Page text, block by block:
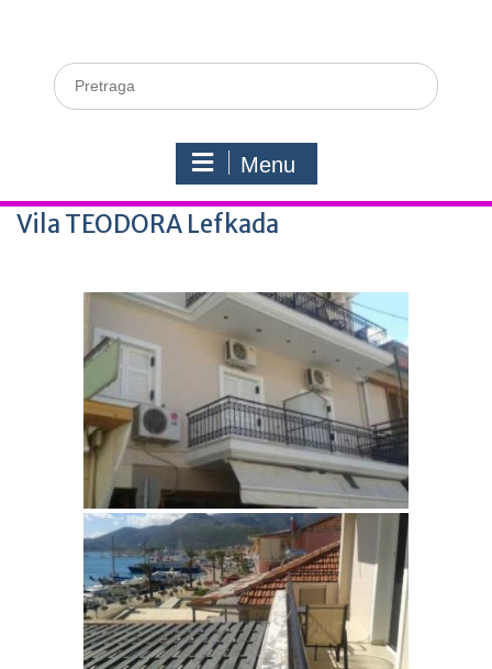
Menu
Vila TEODORA Lefkada